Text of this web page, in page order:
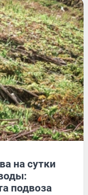
на сутки
подвоза